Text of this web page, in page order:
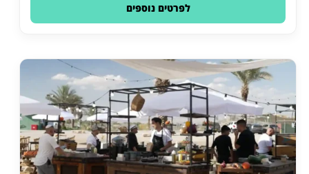
לפרטים נוספים